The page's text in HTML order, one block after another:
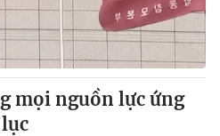
mọi nguồn lực ứng